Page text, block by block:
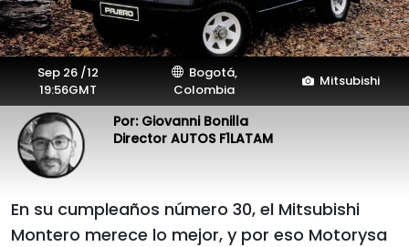
Sep 26 /12
19:56GMT
Bogotá,
Colombia
Mitsubishi
Por: Giovanni Bonilla
Director AUTOS F1LATAM
En su cumpleaños número 30, el Mitsubishi
Montero merece lo mejor, y por eso Motorysa